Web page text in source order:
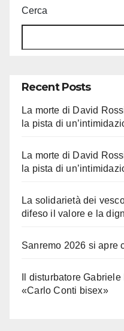
Cerca
Recent Posts
La morte di David
la pista di
La morte di David
la pista di
La solidarietà dei
difeso il valore e la
Sanremo 2026 si apre
Il disturbatore
«Carlo Conti bisex»